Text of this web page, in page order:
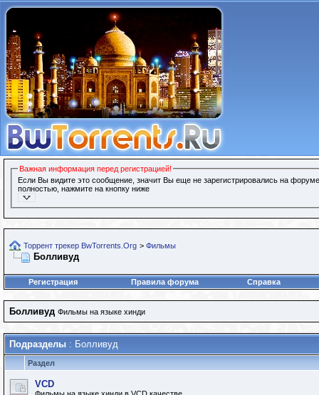
Важная информация перед регистрацией!
Если Вы видите это сообщение, значит Вы еще не зарегистрировались на
полностью, нажмите на кнопку ниже
Торрент трекер BwTorrents.Org > Фильмы
Болливуд
Регистрация Правила форума Справка
Болливуд Фильмы на языке хинди
Подразделы : Болливуд
Раздел
VCD